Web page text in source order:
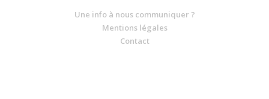
Une info à nous communiquer ?
Mentions légales
Contact